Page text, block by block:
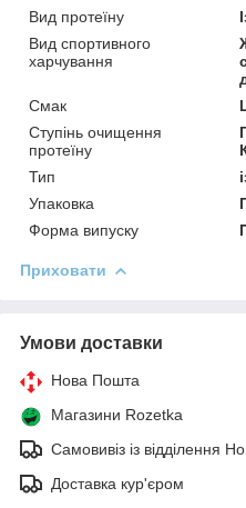
Вид протеїну
Вид спортивного
харчування
Смак
Ступінь очищення
протеїну
Тип
Упаковка
Форма випуску
Приховати
Умови доставки
Нова Пошта
Магазини Rozetka
Самовивіз із відділення
Доставка кур'єром